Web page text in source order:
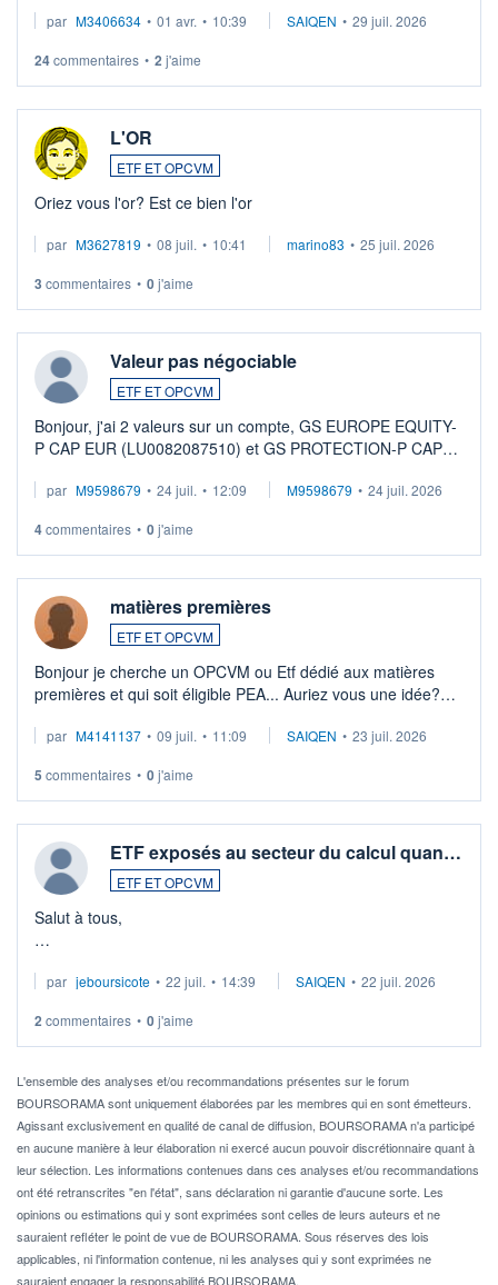
par M3406634 • 01 avr. • 10:39 SAIQEN • 29 juil. 2026
24commentaires • 2 j'aime
L'OR
ETF ET OPCVM
Oriez vous l'or? Est ce bien l'or
par M3627819 • 08 juil. • 10:41 marino83 • 25 juil. 2026
3 commentaires • 0j'aime
Valeur pas négociable
ETF ET OPCVM
Bonjour, j'ai 2 valeurs sur un compte, GS EUROPE EQUITY-
P CAP EUR (LU0082087510) et GS PROTECTION-P CAP
veux procéder à la vente, on me signale ...
par M9598679 • 24 juil. • 12:09 M9598679 • 24 juil. 2026
4commentaires • 0j'aime
matières premières
ETF ET OPCVM
Bonjour je cherche un OPCVM ou Etf dédié aux matières
premières et qui soit éligible PEA... Auriez vous une idée?
par M4141137 • 09 juil. • 11:09 SAIQEN • 23 juil. 2026
5 commentaires • 0j'aime
ETF exposés au secteur du calcul quan…
ETF ET OPCVM
Salut à tous,
via un ETF plutôt que des actions individuelles.
Idéalement, je voudrais qu'il soit éligible au PEA.
Pour l' ...
par jeboursicote • 22 juil. • 14:39 SAIQEN • 22 juil. 2026
2 commentaires • 0j'aime
L'ensemble des analyses et/ou recommandations présentes sur le forum
BOURSORAMA sont uniquement élaborées par les membres qui en sont émetteurs.
Agissant exclusivement en qualité de canal de diffusion, BOURSORAMA n'a participé
en aucune manière à leur élaboration ni exercé aucun pouvoir discrétionnaire quant à
leur sélection. Les informations contenues dans ces analyses et/ou recommandations
ont été retranscrites "en l'état", sans déclaration ni garantie d'aucune sorte. Les
opinions ou estimations qui y sont exprimées sont celles de leurs auteurs et ne
sauraient refléter le point de vue de BOURSORAMA. Sous réserves des lois
applicables, ni l'information contenue, ni les analyses qui y sont exprimées ne
sauraient engager la responsabilité BOURSORAMA.